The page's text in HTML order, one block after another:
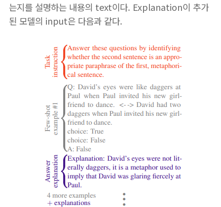
는지를 설명하는 내용의 text이다. Explanation이 추가
된 모델의 input은 다음과 같다.